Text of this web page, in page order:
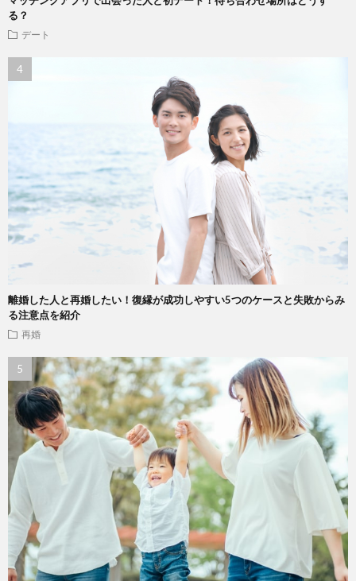
る？
デート
離婚した人と再婚したい！復縁が成功しやすい5つのケースと失敗からみ
る注意点を紹介
再婚